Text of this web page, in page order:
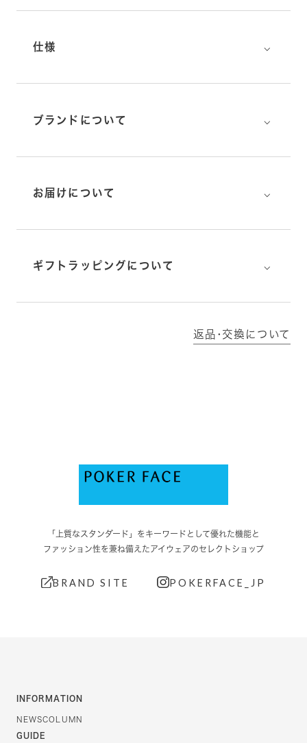
仕様 ⌵
ブランドについて ⌵
お届けについて ⌵
ギフトラッピングについて ⌵
返品･交換について
「上質なスタンダード」をキーワードとして優れた機能と
ファッション性を兼ね備えたアイウェアのセレクトショップ
BRAND SITE POKERFACE_JP
INFORMATION
NEWSCOLUMN
GUIDE